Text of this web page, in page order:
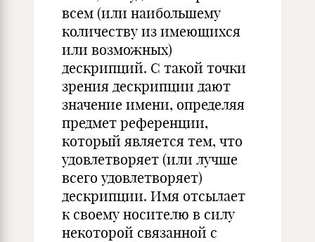
всем (или наибольшему
количеству из имеющихся
или возможных)
дескрипций. С такой точки
зрения дескрипции дают
значение имени, определяя
предмет референции,
который является тем, что
удовлетворяет (или лучше
всего удовлетворяет)
дескрипции. Имя отсылает
к своему носителю в силу
некоторой связанной с